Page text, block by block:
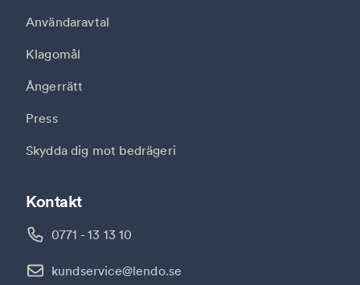
Kontakt
0771 - 13 13 10
kundservice@lendo.se
Användaravtal
Klagomål
Ångerrätt
Press
Skydda dig mot bedrägeri